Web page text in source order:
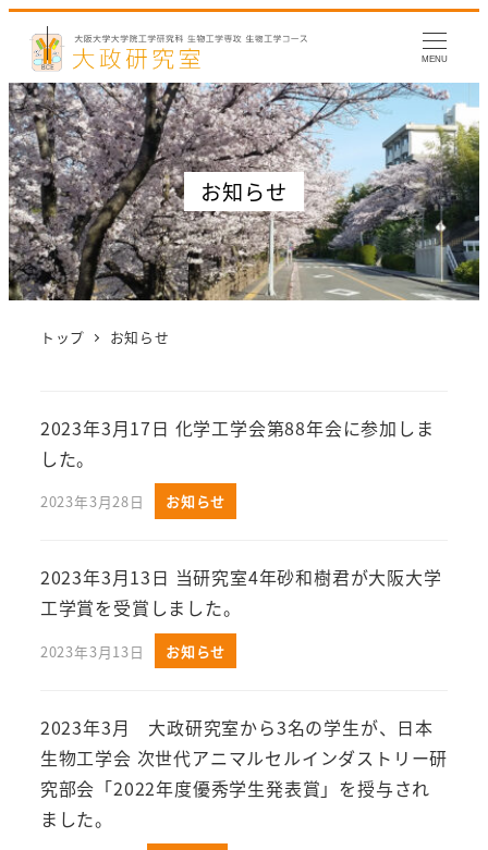
MENU
お知らせ
トップ お知らせ
2023年3月17日 化学工学会第88年会に参加しま
した。
2023年3月28日 お知らせ
2023年3月13日 当研究室4年砂和樹君が大阪大学
工学賞を受賞しました。
2023年3月13日 お知らせ
2023年3月 大政研究室から3名の学生が、日本
生物工学会 次世代アニマルセルインダストリー研
究部会「2022年度優秀学生発表賞」を授与され
ました。